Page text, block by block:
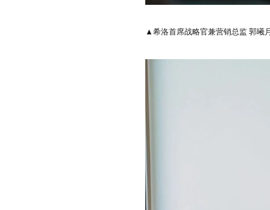
▲希洛首席战略官兼营销总监 郭曦